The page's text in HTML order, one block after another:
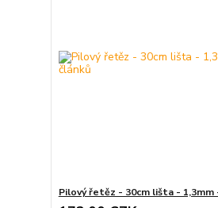
Pilový řetěz - 30cm lišta - 1,3mm